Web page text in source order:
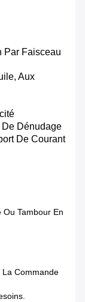
Par Faisceau
Aux
Dénudage
De Courant
Tambour En
La Commande